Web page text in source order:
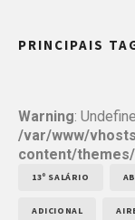
PRINCIPAIS
Warning:
/var/www/
content/
13º SALÁRIO
ADICIONAL